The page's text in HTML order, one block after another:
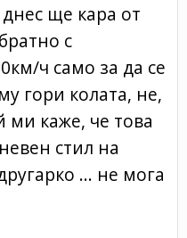
ще кара от
с
ч само за да се
гори колата, не,
ми каже, че това
стил на
... не мога